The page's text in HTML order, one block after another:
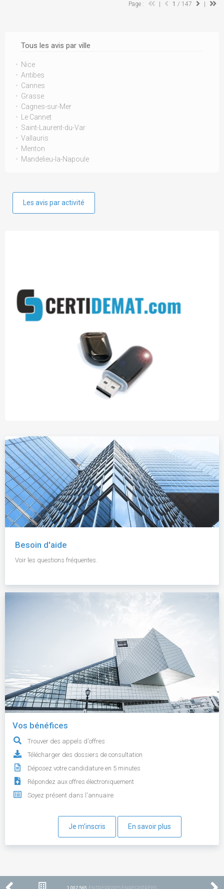
Tous les avis par ville
Nice
Antibes
Cannes
Grasse
Cagnes-sur-Mer
Le Cannet
Saint-Laurent-du-Var
Vallauris
Menton
Mandelieu-la-Napoule
Les avis par activité
Page : 1 / 147
Besoin d'aide
Voir les questions fréquentes.
Vos bénéfices
Trouver des appels d'offres
Télécharger des dossiers de consultation
Déposez votre candidature en 5 minutes
Répondez aux offres électroniquement
Soyez présent dans l'annuaire
Je m'inscris En savoir plus
1 002 565 ENTREPRISES ENREGISTRÉES